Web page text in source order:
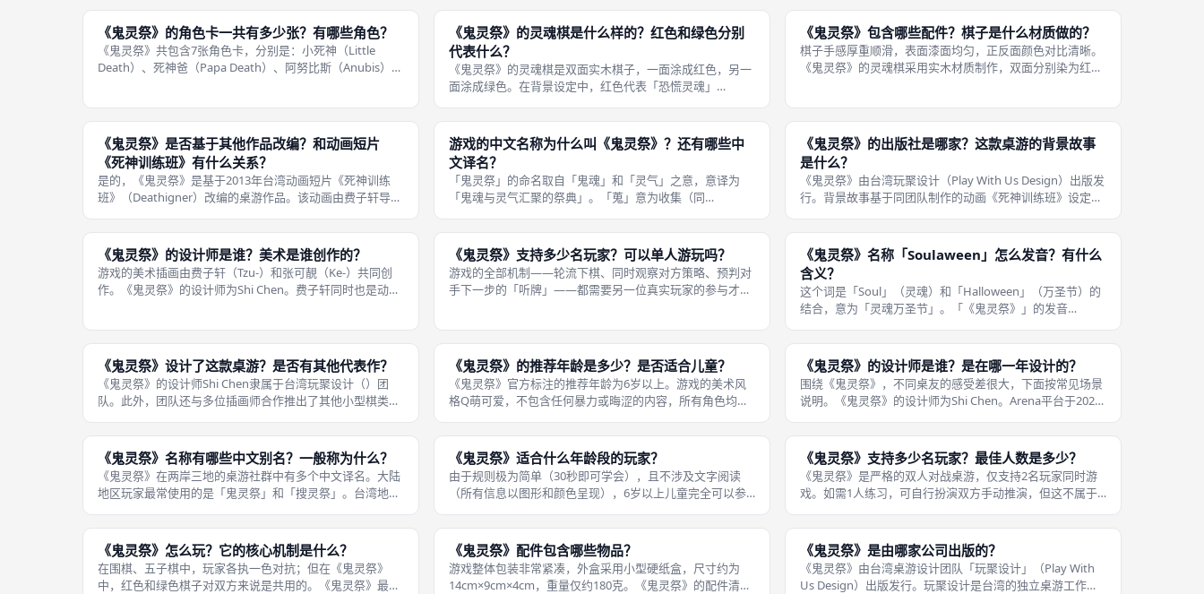
新台币890元（折合人民币约200元）。 在线下实体店中，
例如成都本地的桌游店有时也
且质感柔和。 通常情况下，布面棋盘可从包装盒中展开平铺
在桌面上，使用后折叠回原状塞
《鬼灵祭》的角色卡一共有多少张？有哪些角色？
《鬼灵祭》共包含7张角色卡，分别是：小死神（Little
Death）、死神爸（Papa Death）、阿努比斯（Anubis）、
《鬼灵祭》的灵魂棋是什么样的？红色和绿色分别
代表什么？
《鬼灵祭》的灵魂棋是双面实木棋子，一面涂成红色，另一
面涂成绿色。在背景设定中，红色代表「恐慌灵魂」
的魂魄；绿色代表「安详灵魂」（Tamed Soul），指那些比
较顺从、更容易被收
《鬼灵祭》包含哪些配件？棋子是什么材质做的？
棋子手感厚重顺滑，表面漆面均匀，正反面颜色对比清晰。
《鬼灵祭》的灵魂棋采用实木材质制作，双面分别染为红色
时可能有意将棋盘的纸质、角色卡牌
《鬼灵祭》是否基于其他作品改编？和动画短片
《死神训练班》有什么关系？
是的，《鬼灵祭》是基于2013年台湾动画短片《死神训练
班》（Deathigner）改编的桌游作品。该动画由费子轩导
完成，全长约6分52秒。 动画讲述了中国黑白无常、埃及阿
努比斯以及欧洲镰刀
游戏的中文名称为什么叫《鬼灵祭》？还有哪些中
文译名？
「鬼灵祭」的命名取自「鬼魂」和「灵气」之意，意译为
「鬼魂与灵气汇聚的祭典」。「蒐」意为收集（同
「收割灵魂」，又兼具节日氛围。 游戏原名《鬼灵祭》是
Soul和Halloween的合成词，音译
《鬼灵祭》的出版社是哪家？这款桌游的背景故事
是什么？
《鬼灵祭》由台湾玩聚设计（Play With Us Design）出版发
行。背景故事基于同团队制作的动画《死神训练班》设定：
魂搜集竞赛。 今年，死神爸、欧西里斯、黑白无常带领各自
的训练生再
《鬼灵祭》的设计师是谁？美术是谁创作的？
游戏的美术插画由费子轩（Tzu-）和张可靚（Ke-）共同创
作。《鬼灵祭》的设计师为Shi Chen。费子轩同时也是动画
配。 张可靚则负责游
《鬼灵祭》支持多少名玩家？可以单人游玩吗？
游戏的全部机制——轮流下棋、同时观察对方策略、预判对
手下一步的「听牌」——都需要另一位真实玩家的参与才能
扮演双方交替下棋来熟悉规则和可
《鬼灵祭》名称「Soulaween」怎么发音？有什么
含义？
这个词是「Soul」（灵魂）和「Halloween」（万圣节）的
结合，意为「灵魂万圣节」。「《鬼灵祭》」的发音
定在死神学校一年一度最盛大的节日，故以此命名。名称背
后的故事
《鬼灵祭》设计了这款桌游？是否有其他代表作？
《鬼灵祭》的设计师Shi Chen隶属于台湾玩聚设计（）团
队。此外，团队还与多位插画师合作推出了其他小型棋类游
产品线还包括改编自同名游戏的《台北大空袭》桌游。 《鬼
灵祭》是其最长销且知名度
《鬼灵祭》的推荐年龄是多少？是否适合儿童？
《鬼灵祭》官方标注的推荐年龄为6岁以上。游戏的美术风
格Q萌可爱，不包含任何暴力或晦涩的内容，所有角色均为
完），6岁儿童在家长示范一两个回合后基本能独立进行简
易模式。 但「玩家不分颜色」和「听
《鬼灵祭》的设计师是谁？是在哪一年设计的？
围绕《鬼灵祭》，不同桌友的感受差很大，下面按常见场景
说明。《鬼灵祭》的设计师为Shi Chen。Arena平台于2022
社群。 游戏于2019年在台湾地区正式出版，同年在日本桌
游展和德国
《鬼灵祭》名称有哪些中文别名？一般称为什么？
《鬼灵祭》在两岸三地的桌游社群中有多个中文译名。大陆
地区玩家最常使用的是「鬼灵祭」和「搜灵祭」。台湾地区
中「搜集灵魂」的核心玩法相呼应。 此外，还有「搜靈祭」
等变体写法。英文原名「《鬼灵祭
《鬼灵祭》适合什么年龄段的玩家？
由于规则极为简单（30秒即可学会），且不涉及文字阅读
（所有信息以图形和颜色呈现），6岁以上儿童完全可以参
游戏中没有暴力、血腥等少儿不宜内容，所有角色造型均为
Q版可爱风格。但游戏的策略深度
《鬼灵祭》支持多少名玩家？最佳人数是多少？
《鬼灵祭》是严格的双人对战桌游，仅支持2名玩家同时游
戏。如需1人练习，可自行扮演双方手动推演，但这不属于
寸、角色卡牌的对称对抗——均为两人量身打造，最佳游戏
人数也是唯一的2人。 在成都桌游
《鬼灵祭》怎么玩？它的核心机制是什么？
在围棋、五子棋中，玩家各执一色对抗；但在《鬼灵祭》
中，红色和绿色棋子对双方来说是共用的。《鬼灵祭》最颠
《鬼灵祭》配件包含哪些物品？
游戏整体包装非常紧凑，外盒采用小型硬纸盒，尺寸约为
14cm×9cm×4cm，重量仅约180克。《鬼灵祭》的配件清单
《鬼灵祭》是由哪家公司出版的？
《鬼灵祭》由台湾桌游设计团队「玩聚设计」（Play With
Us Design）出版发行。玩聚设计是台湾的独立桌游工作